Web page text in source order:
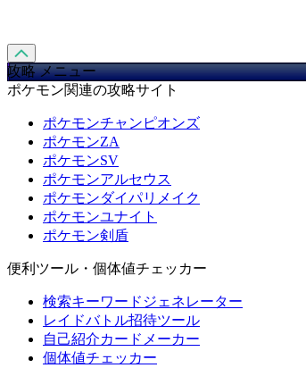
攻略 メニュー
ポケモン関連の攻略サイト
ポケモンチャンピオンズ
ポケモンZA
ポケモンSV
ポケモンアルセウス
ポケモンダイパリメイク
ポケモンユナイト
ポケモン剣盾
便利ツール・個体値チェッカー
検索キーワードジェネレーター
レイドバトル招待ツール
自己紹介カードメーカー
個体値チェッカー